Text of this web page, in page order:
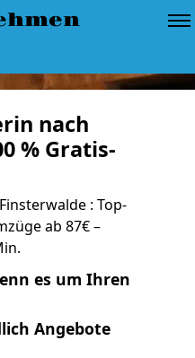
nach
% Gratis-
: Top-
ab 87€ –
es um Ihren
Angebote